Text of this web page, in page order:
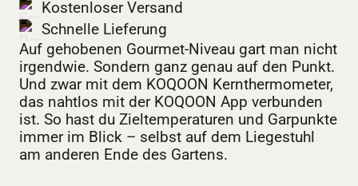
Kostenloser Versand
Schnelle Lieferung
Auf gehobenen Gourmet-Niveau gart man nicht
irgendwie. Sondern ganz genau auf den Punkt.
Und zwar mit dem KOQOON Kernthermometer,
das nahtlos mit der KOQOON App verbunden
ist. So hast du Zieltemperaturen und Garpunkte
immer im Blick – selbst auf dem Liegestuhl
am anderen Ende des Gartens.